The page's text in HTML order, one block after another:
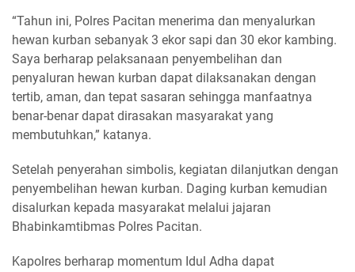
“Tahun ini, Polres Pacitan menerima dan menyalurkan
hewan kurban sebanyak 3 ekor sapi dan 30 ekor kambing.
Saya berharap pelaksanaan penyembelihan dan
penyaluran hewan kurban dapat dilaksanakan dengan
tertib, aman, dan tepat sasaran sehingga manfaatnya
benar-benar dapat dirasakan masyarakat yang
membutuhkan,” katanya.
Setelah penyerahan simbolis, kegiatan dilanjutkan dengan
penyembelihan hewan kurban. Daging kurban kemudian
disalurkan kepada masyarakat melalui jajaran
Bhabinkamtibmas Polres Pacitan.
Kapolres berharap momentum Idul Adha dapat